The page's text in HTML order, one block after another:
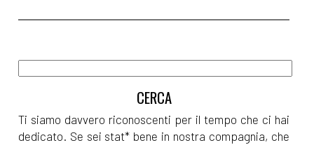
Ti siamo davvero riconoscenti per il tempo che ci hai
dedicato. Se sei stat* bene in nostra compagnia, che